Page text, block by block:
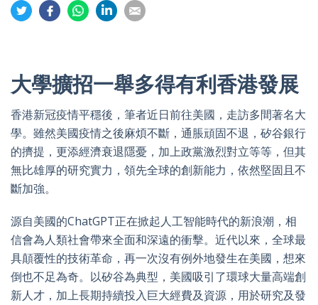
Share
on
Share
on
Share
on
on
on
大學擴招一舉多得有利香港發展
香港新冠疫情平穩後，筆者近日前往美國，走訪多間著名大
學。雖然美國疫情之後麻煩不斷，通脹頑固不退，矽谷銀行
的擠提，更添經濟衰退隱憂，加上政黨激烈對立等等，但其
無比雄厚的研究實力，領先全球的創新能力，依然堅固且不
斷加強。
源自美國的ChatGPT正在掀起人工智能時代的新浪潮，相
信會為人類社會帶來全面和深遠的衝擊。近代以來，全球最
具顛覆性的技術革命，再一次沒有例外地發生在美國，想來
倒也不足為奇。以矽谷為典型，美國吸引了環球大量高端創
新人才，加上長期持續投入巨大經費及資源，用於研究及發